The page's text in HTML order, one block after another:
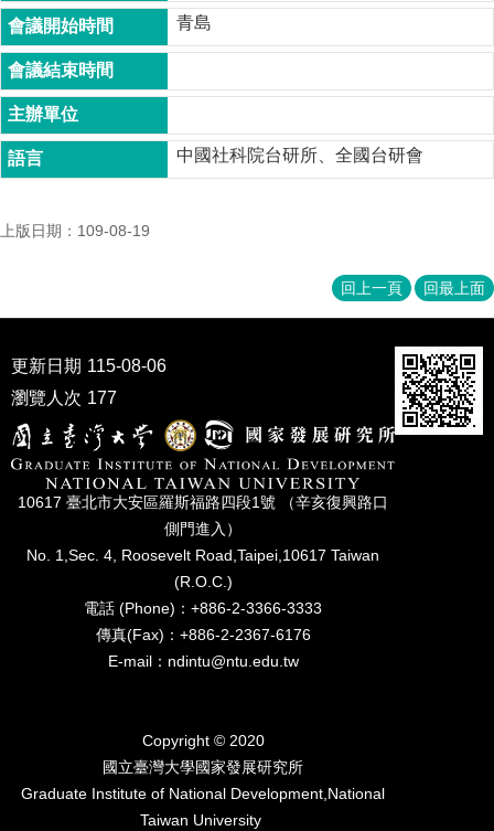
碩
士
班
在
職
專
班
術
國
發
展
究
期
試
青島
中國社科院台研所、全國台研會
上版日期：109-08-19
回上一頁 回最上面
更新日期 115-08-06
瀏覽人次 177
10617 臺北市⼤安區羅斯福路四段1號 （辛亥復興路⼝
側⾨進入）
No. 1,Sec. 4, Roosevelt Road,Taipei,10617 Taiwan
(R.O.C.)
電話 (Phone)：+886-2-3366-3333
傳真(Fax)：+886-2-2367-6176
E-mail：ndintu@ntu.edu.tw
Copyright © 2020
國立臺灣⼤學國家發展研究所
Graduate Institute of National Development,National
Taiwan University